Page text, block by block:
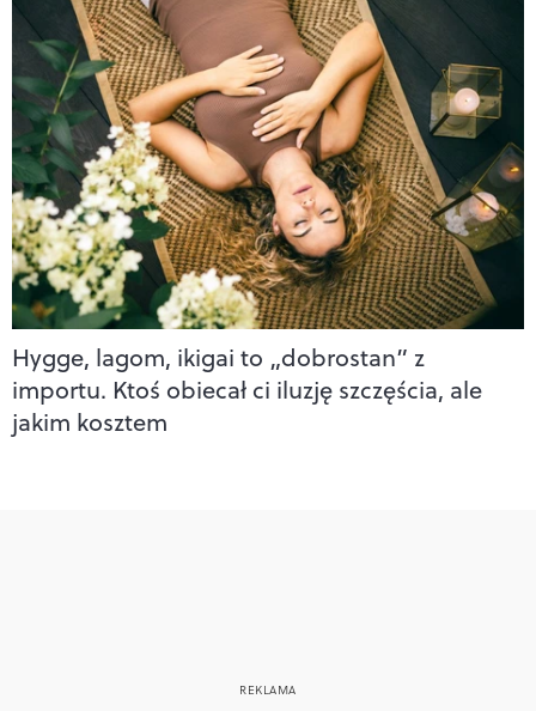
Hygge, lagom, ikigai to „dobrostan” z
importu. Ktoś obiecał ci iluzję szczęścia, ale
jakim kosztem